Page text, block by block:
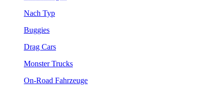
Nach Typ
Buggies
Drag Cars
Monster Trucks
On-Road Fahrzeuge